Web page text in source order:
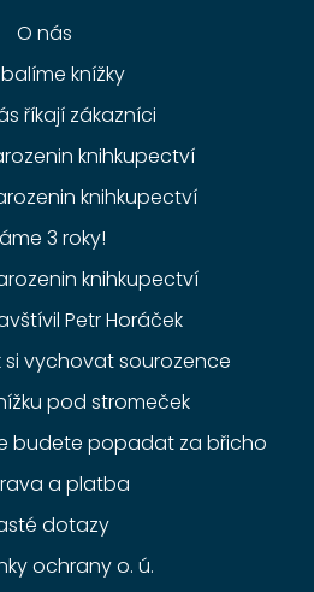
O nás
knížky
říkají zákazníci
knihkupectví
knihkupectví
3 roky!
knihkupectví
Petr Horáček
si vychovat sourozence
pod stromeček
budete popadat za břicho
a platba
dotazy
ochrany o. ú.